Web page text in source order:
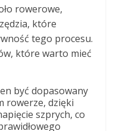
rowerowe,
które
tego procesu.
które warto mieć
być dopasowany
rowerze, dzięki
szprych, co